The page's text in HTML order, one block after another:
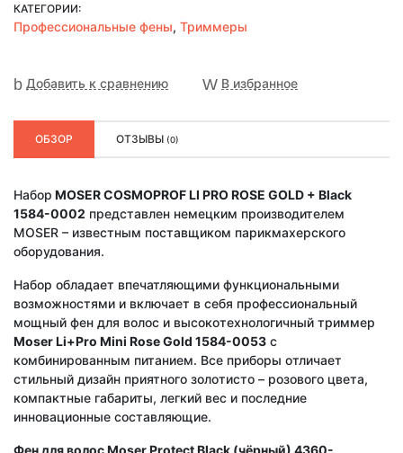
КАТЕГОРИИ:
Профессиональные фены, Триммеры
Добавить к сравнению В избранное
ОБЗОР ОТЗЫВЫ (0)
Набор MOSER COSMOPROF LI PRO ROSE GOLD + Black
1584-0002 представлен немецким производителем
MOSER – известным поставщиком парикмахерского
оборудования.
Набор обладает впечатляющими функциональными
возможностями и включает в себя профессиональный
мощный фен для волос и высокотехнологичный триммер
Moser Li+Pro Mini Rose Gold 1584-0053 с
комбинированным питанием. Все приборы отличает
стильный дизайн приятного золотисто – розового цвета,
компактные габариты, легкий вес и последние
инновационные составляющие.
Фен для волос Moser Protect Black (чёрный) 4360-